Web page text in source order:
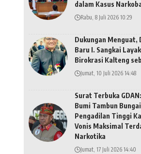
dalam Kasus
Rabu, 8 Juli 2026 10:29
Dukungan Menguat,
Baru I. Sangkai
Birokrasi Kalteng
Jumat, 10 Juli 2026 14:48
Surat Terbuka
Bumi Tambun
Pengadilan Tinggi
Vonis Maksimal
Narkotika
Jumat, 17 Juli 2026 14:40